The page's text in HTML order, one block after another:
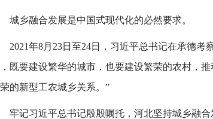
城乡融合发展是中国式现代化的必然要求。
2021年8月23日至24日，习近平总书记在承德考
既要建设繁华的城市，也要建设繁荣的农村，
的新型工农城乡关系。”
牢记习近平总书记殷殷嘱托，河北坚持城乡融